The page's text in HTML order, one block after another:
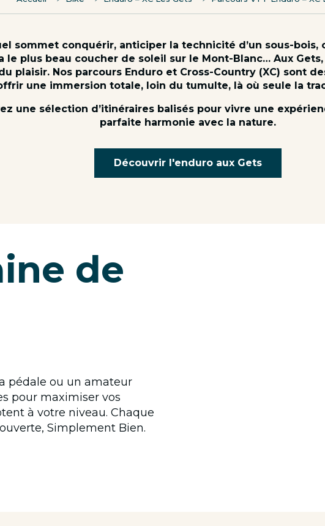
sommet conquérir, anticiper la technicité d’un sous-bois,
le plus beau coucher de soleil sur le Mont-Blanc… Aux
plaisir. Nos parcours Enduro et Cross-Country (XC) sont
une immersion totale, loin du tumulte, là où seule la
une sélection d’itinéraires balisés pour vivre une
parfaite harmonie avec la nature.
Découvrir l'enduro aux Gets
de
pédale ou un amateur
pour maximiser vos
à votre niveau. Chaque
Simplement Bien.